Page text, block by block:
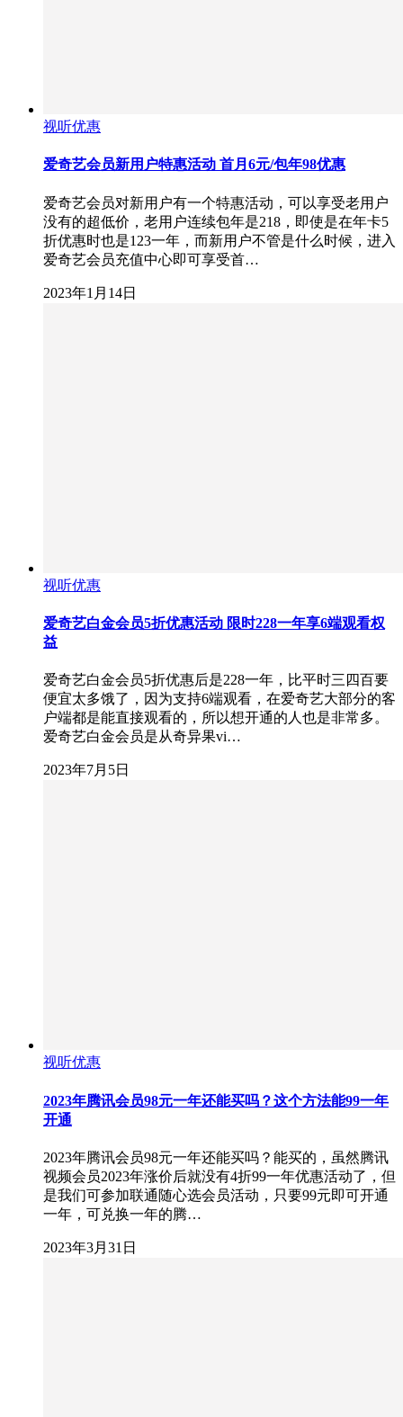
视听优惠
爱奇艺会员新用户特惠活动 首月6元/包年98优惠
爱奇艺会员对新用户有一个特惠活动，可以享受老用户
没有的超低价，老用户连续包年是218，即使是在年卡5
折优惠时也是123一年，而新用户不管是什么时候，进入
爱奇艺会员充值中心即可享受首…
2023年1月14日
视听优惠
爱奇艺白金会员5折优惠活动 限时228一年享6端观看权
益
爱奇艺白金会员5折优惠后是228一年，比平时三四百要
便宜太多饿了，因为支持6端观看，在爱奇艺大部分的客
户端都是能直接观看的，所以想开通的人也是非常多。
爱奇艺白金会员是从奇异果vi…
2023年7月5日
视听优惠
2023年腾讯会员98元一年还能买吗？这个方法能99一年
开通
2023年腾讯会员98元一年还能买吗？能买的，虽然腾讯
视频会员2023年涨价后就没有4折99一年优惠活动了，但
是我们可参加联通随心选会员活动，只要99元即可开通
一年，可兑换一年的腾…
2023年3月31日